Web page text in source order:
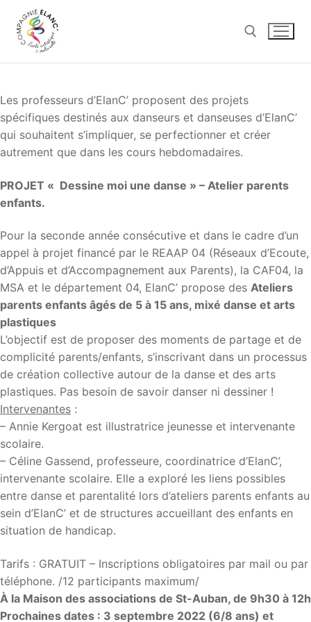
contenu
Les professeurs d’ElanC’ proposent des projets
spécifiques destinés aux danseurs et danseuses d’ElanC’
qui souhaitent s’impliquer, se perfectionner et créer
autrement que dans les cours hebdomadaires.
PROJET « Dessine moi une danse » – Atelier parents
enfants.
Pour la seconde année consécutive et dans le cadre d’un
appel à projet financé par le REAAP 04 (Réseaux d’Ecoute,
d’Appuis et d’Accompagnement aux Parents), la CAF04, la
MSA et le département 04, ElanC’ propose des Ateliers
parents enfants âgés de 5 à 15 ans, mixé danse et arts
plastiques
L’objectif est de proposer des moments de partage et de
complicité parents/enfants, s’inscrivant dans un processus
de création collective autour de la danse et des arts
plastiques. Pas besoin de savoir danser ni dessiner !
Intervenantes :
– Annie Kergoat est illustratrice jeunesse et intervenante
scolaire.
– Céline Gassend, professeure, coordinatrice d’ElanC’,
intervenante scolaire. Elle a exploré les liens possibles
entre danse et parentalité lors d’ateliers parents enfants au
sein d’ElanC’ et de structures accueillant des enfants en
situation de handicap.
Tarifs : GRATUIT – Inscriptions obligatoires par mail ou par
téléphone. /12 participants maximum/
À la Maison des associations de St-Auban, de 9h30 à 12h
Prochaines dates : 3 septembre 2022 (6/8 ans) et